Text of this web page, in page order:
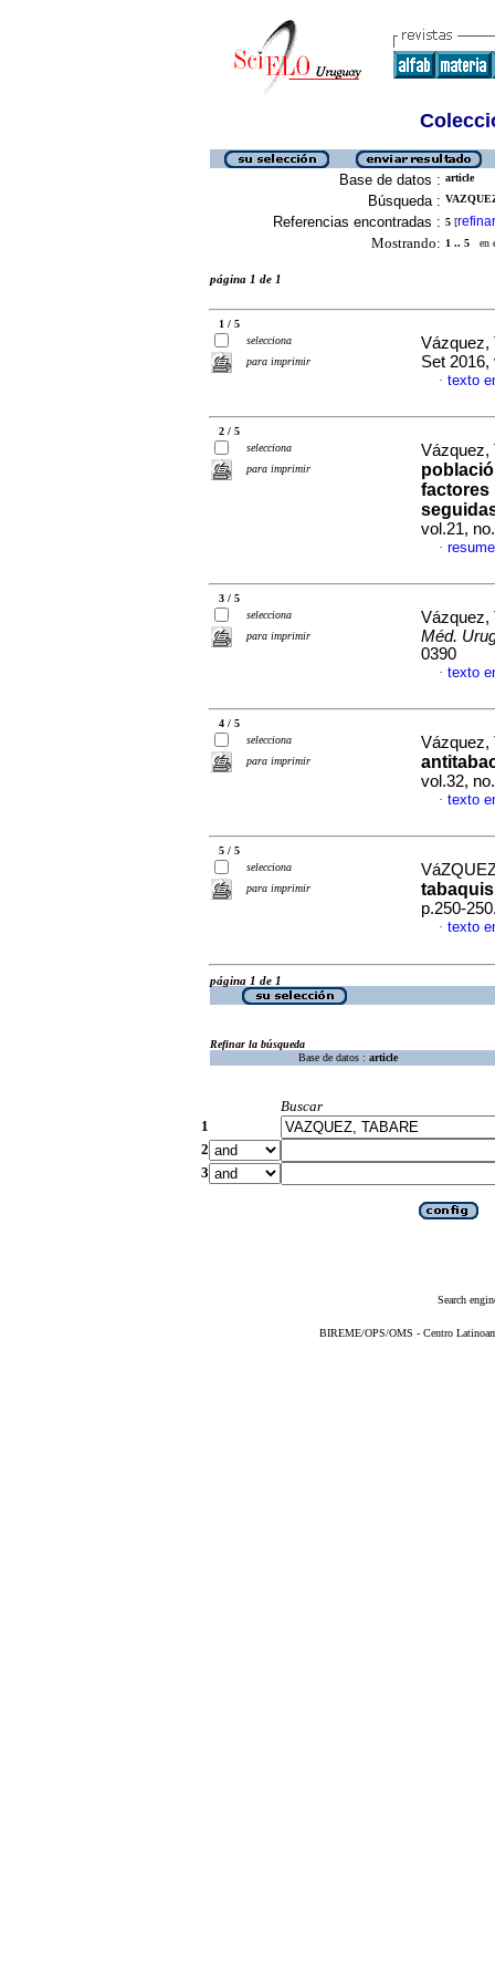
Base de datos : article
Búsqueda :
Referencias encontradas : 5 [refinar
Mostrando: 1 .. 5 en
página 1 de 1
1 / 5
selecciona
para imprimir
Vázquez,
Set 2016,
· texto
2 / 5
selecciona
para imprimir
Vázquez,
factores
vol.21,
·
3 / 5
selecciona
para imprimir
Vázquez,
Méd.
0390
· texto
4 / 5
selecciona
para imprimir
Vázquez,
vol.32,
· texto
5 / 5
selecciona
para imprimir
p.250-
· texto
página 1 de 1
Refinar la búsqueda
Base de datos : article
Buscar
1
2
3
Search
BIREME/OPS/OMS - Centro